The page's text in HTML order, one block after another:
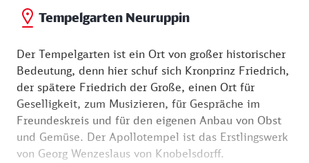
unbedingt vormerken für einen nächsten Besuch der
Fontanestadt!
Tempelgarten Neuruppin
Der Tempelgarten ist ein Ort von großer historischer
Bedeutung, denn hier schuf sich Kronprinz Friedrich,
der spätere Friedrich der Große, einen Ort für
Geselligkeit, zum Musizieren, für Gespräche im
Freundeskreis und für den eigenen Anbau von Obst
und Gemüse. Der Apollotempel ist das Erstlingswerk
von Georg Wenzeslaus von Knobelsdorff.